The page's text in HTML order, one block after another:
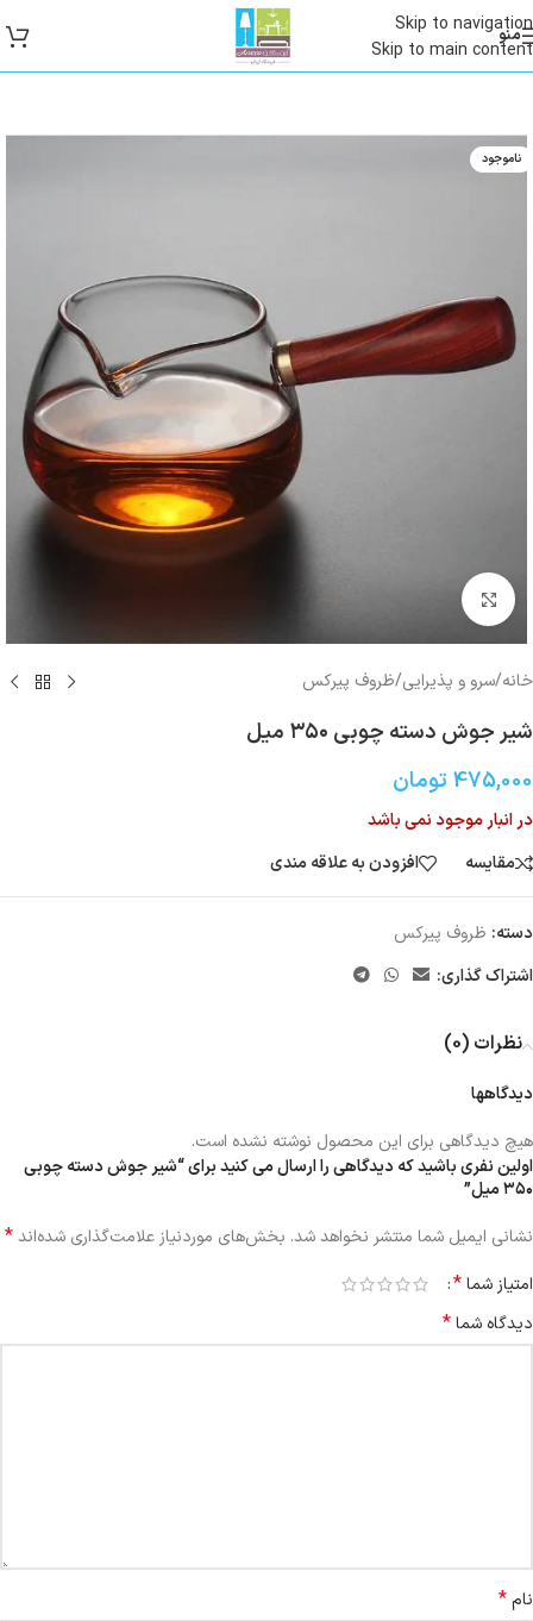
Skip to navigation
Skip to main content
منو
ناموجود
بزرگنمایی تصویر
خانه/سرو و پذیرایی/ظروف پیرکس
شیر جوش دسته چوبی ۳۵۰ میل
475,000 تومان
در انبار موجود نمی باشد
مقایسه
افزودن به علاقه مندی
دسته: ظروف پیرکس
اشتراک گذاری:
نظرات (0)
دیدگاهها
هیچ دیدگاهی برای این محصول نوشته نشده است.
اولین نفری باشید که دیدگاهی را ارسال می کنید برای “شیر جوش دسته چوبی
۳۵۰ میل”
نشانی ایمیل شما منتشر نخواهد شد. بخش‌های موردنیاز علامت‌گذاری شده‌اند*
امتیاز شما*
دیدگاه شما*
نام*